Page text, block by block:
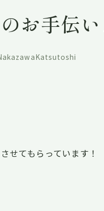
お手伝い
せてもらっています！